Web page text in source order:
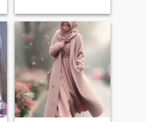
sweet and beautiful.